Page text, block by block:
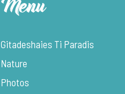
Menu
Gitadeshaies Ti Paradis
Nature
Photos